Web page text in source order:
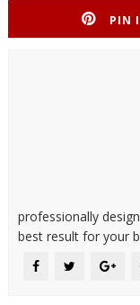
PIN
professionally
best result for your